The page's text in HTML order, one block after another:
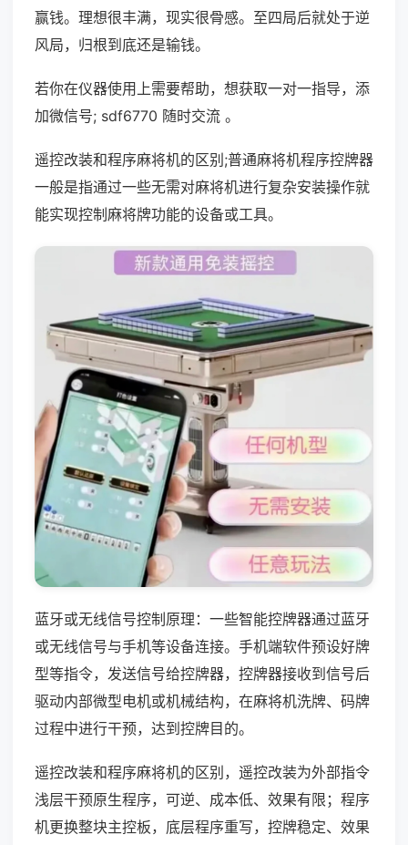
赢钱。理想很丰满，现实很骨感。至四局后就处于逆
风局，归根到底还是输钱。
若你在仪器使用上需要帮助，想获取一对一指导，添
加微信号; sdf6770 随时交流 。
遥控改装和程序麻将机的区别;普通麻将机程序控牌器
一般是指通过一些无需对麻将机进行复杂安装操作就
能实现控制麻将牌功能的设备或工具。
蓝牙或无线信号控制原理：一些智能控牌器通过蓝牙
或无线信号与手机等设备连接。手机端软件预设好牌
型等指令，发送信号给控牌器，控牌器接收到信号后
驱动内部微型电机或机械结构，在麻将机洗牌、码牌
过程中进行干预，达到控牌目的。
遥控改装和程序麻将机的区别，遥控改装为外部指令
浅层干预原生程序，可逆、成本低、效果有限；程序
机更换整块主控板，底层程序重写，控牌稳定、效果